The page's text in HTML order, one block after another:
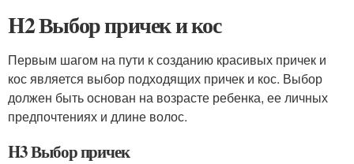
H2 Выбор причек и кос
Первым шагом на пути к созданию красивых причек и
кос является выбор подходящих причек и кос. Выбор
должен быть основан на возрасте ребенка, ее личных
предпочтениях и длине волос.
H3 Выбор причек